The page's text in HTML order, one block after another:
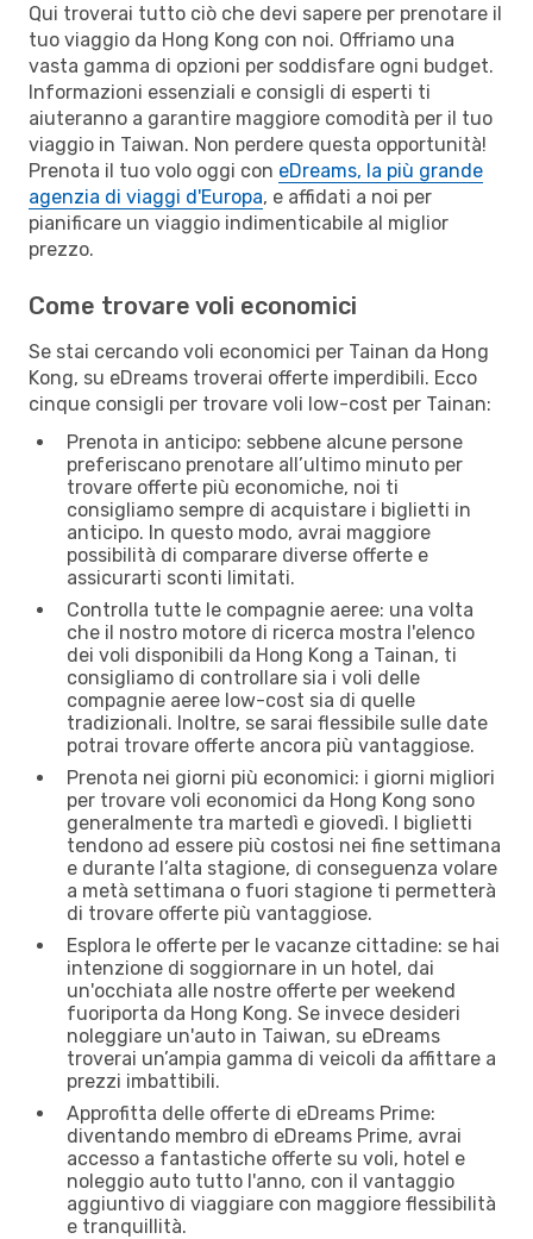
Qui troverai tutto ciò che devi sapere per prenotare il
tuo viaggio da Hong Kong con noi. Offriamo una
vasta gamma di opzioni per soddisfare ogni budget.
Informazioni essenziali e consigli di esperti ti
aiuteranno a garantire maggiore comodità per il tuo
viaggio in Taiwan. Non perdere questa opportunità!
Prenota il tuo volo oggi con eDreams, la più grande
agenzia di viaggi d'Europa, e affidati a noi per
pianificare un viaggio indimenticabile al miglior
prezzo.
Come trovare voli economici
Se stai cercando voli economici per Tainan da Hong
Kong, su eDreams troverai offerte imperdibili. Ecco
cinque consigli per trovare voli low-cost per Tainan:
Prenota in anticipo: sebbene alcune persone
preferiscano prenotare all’ultimo minuto per
trovare offerte più economiche, noi ti
consigliamo sempre di acquistare i biglietti in
anticipo. In questo modo, avrai maggiore
possibilità di comparare diverse offerte e
assicurarti sconti limitati.
Controlla tutte le compagnie aeree: una volta
che il nostro motore di ricerca mostra l'elenco
dei voli disponibili da Hong Kong a Tainan, ti
consigliamo di controllare sia i voli delle
compagnie aeree low-cost sia di quelle
tradizionali. Inoltre, se sarai flessibile sulle date
potrai trovare offerte ancora più vantaggiose.
Prenota nei giorni più economici: i giorni migliori
per trovare voli economici da Hong Kong sono
generalmente tra martedì e giovedì. I biglietti
tendono ad essere più costosi nei fine settimana
e durante l’alta stagione, di conseguenza volare
a metà settimana o fuori stagione ti permetterà
di trovare offerte più vantaggiose.
Esplora le offerte per le vacanze cittadine: se hai
intenzione di soggiornare in un hotel, dai
un'occhiata alle nostre offerte per weekend
fuoriporta da Hong Kong. Se invece desideri
noleggiare un'auto in Taiwan, su eDreams
troverai un’ampia gamma di veicoli da affittare a
prezzi imbattibili.
Approfitta delle offerte di eDreams Prime:
diventando membro di eDreams Prime, avrai
accesso a fantastiche offerte su voli, hotel e
noleggio auto tutto l'anno, con il vantaggio
aggiuntivo di viaggiare con maggiore flessibilità
e tranquillità.